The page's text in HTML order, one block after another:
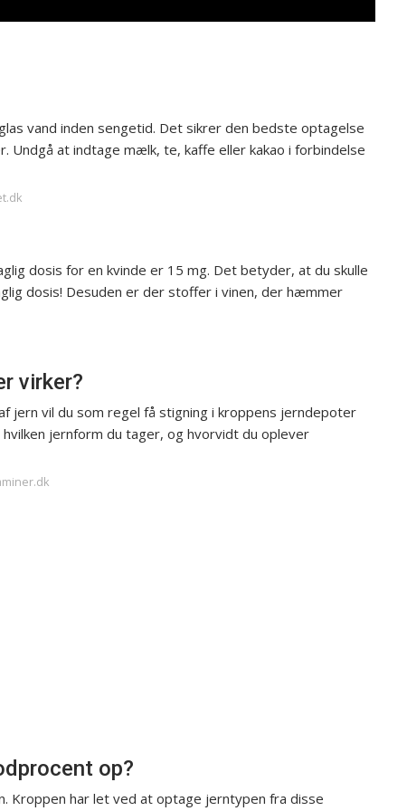
vand inden sengetid. Det sikrer den bedste optagelse
at indtage mælk, te, kaffe eller kakao i forbindelse
dosis for en kvinde er 15 mg. Det betyder, at du skulle
dosis! Desuden er der stoffer i vinen, der hæmmer
virker?
jern vil du som regel få stigning i kroppens jerndepoter
jernform du tager, og hvorvidt du oplever
op?
Kroppen har let ved at optage jerntypen fra disse